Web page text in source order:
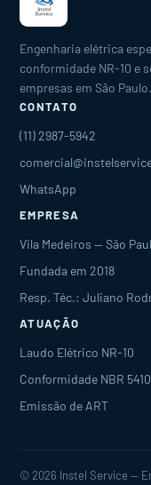
Engenharia elétrica
conformidade NR-10 e
empresas em São Paulo.
CONTATO
(11) 2987-5942
WhatsApp
EMPRESA
Vila Medeiros — São
Fundada em 2018
Resp. Téc.: Juliano
ATUAÇÃO
Laudo Elétrico NR-10
Conformidade NBR 5410
Emissão de ART
© 2026 Instel Service —